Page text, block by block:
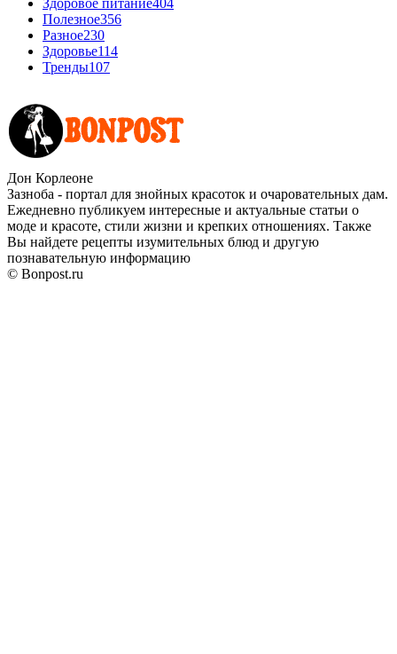
Полезное356
Разное230
Здоровье114
Тренды107
Дон Корлеоне
Зазноба - портал для знойных красоток и очаровательных дам.
Ежедневно публикуем интересные и актуальные статьи о
моде и красоте, стили жизни и крепких отношениях. Также
Вы найдете рецепты изумительных блюд и другую
познавательную информацию
© Bonpost.ru